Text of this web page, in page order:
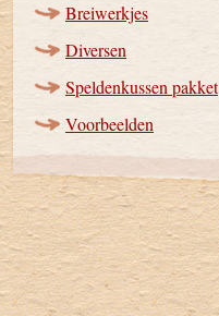
Breiwerkjes
Diversen
Speldenkussen pakket
Voorbeelden